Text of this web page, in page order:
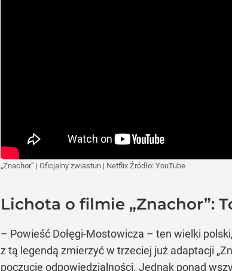
„Znachor” | Oficjalny zwiastun | Netflix Źródło: YouTube
Lichota o filmie „Znachor”:
– Powieść Dołęgi-Mostowicza – ten wielki
z tą legendą zmierzyć w trzeciej już adaptacji
poczucie odpowiedzialności. Jednak ponad